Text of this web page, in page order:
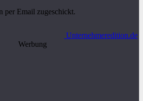
per Email zugeschickt.
Unternehmeredition.de
Werbung